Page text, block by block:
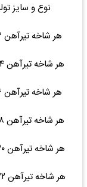
نوع و سایز
هر شاخه تیرآهن ۱۲ ذوب آهن ۱۲ متری ۱۲۲ ۱۲,۵۰۰,۰۰۰ (۰.۰۰%)۰
هر شاخه تیرآهن ۱۴ ذوب آهن ۱۲ متری ۱۵۵ ۱۵,۵۰۰,۰۰۰ (۰.۰۰%)۰
هر شاخه تیرآهن ۱۶ ذوب آهن ۱۲ متری ۱۹۵ ۱۹,۰۰۰,۰۰۰ (۰.۰۰%)۰
هر شاخه تیرآهن ۱۸ ذوب آهن ۱۲ متری ۲۲۵ ۲۲,۵۰۰,۰۰۰ (۰.۰۰%)۰
هر شاخه تیرآهن ۲۰ ذوب آهن ۱۲ متری ۲۷۶ ۲۸,۵۰۰,۰۰۰ (۰.۰۰%)۰
هر شاخه تیرآهن ۲۲ ذوب آهن ۱۲ متری ۳۱۵ ۳۸,۰۰۰,۰۰۰ (۰.۰۰%)۰